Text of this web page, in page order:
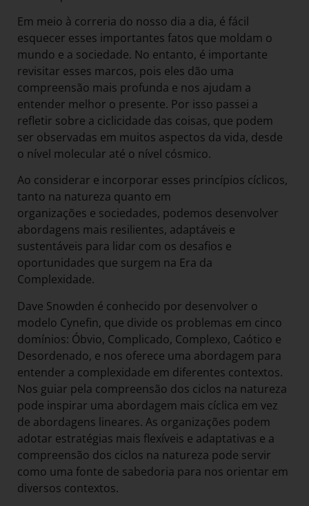
Em meio à correria do nosso dia a dia, é fácil
esquecer esses importantes fatos que moldam o
mundo e a sociedade. No entanto, é importante
revisitar esses marcos, pois eles dão uma
compreensão mais profunda e nos ajudam a
entender melhor o presente. Por isso passei a
refletir sobre a ciclicidade das coisas, que podem
ser observadas em muitos aspectos da vida, desde
o nível molecular até o nível cósmico.
Ao considerar e incorporar esses princípios cíclicos,
tanto na natureza quanto em
organizações e sociedades, podemos desenvolver
abordagens mais resilientes, adaptáveis e
sustentáveis para lidar com os desafios e
oportunidades que surgem na Era da
Complexidade.
Dave Snowden é conhecido por desenvolver o
modelo Cynefin, que divide os problemas em cinco
domínios: Óbvio, Complicado, Complexo, Caótico e
Desordenado, e nos oferece uma abordagem para
entender a complexidade em diferentes contextos.
Nos guiar pela compreensão dos ciclos na natureza
pode inspirar uma abordagem mais cíclica em vez
de abordagens lineares. As organizações podem
adotar estratégias mais flexíveis e adaptativas e a
compreensão dos ciclos na natureza pode servir
como uma fonte de sabedoria para nos orientar em
diversos contextos.